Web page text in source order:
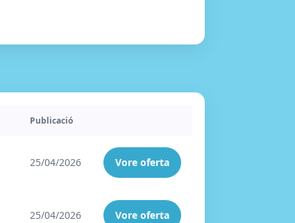
Publicació
25/04/2026 Vore oferta
25/04/2026 Vore oferta